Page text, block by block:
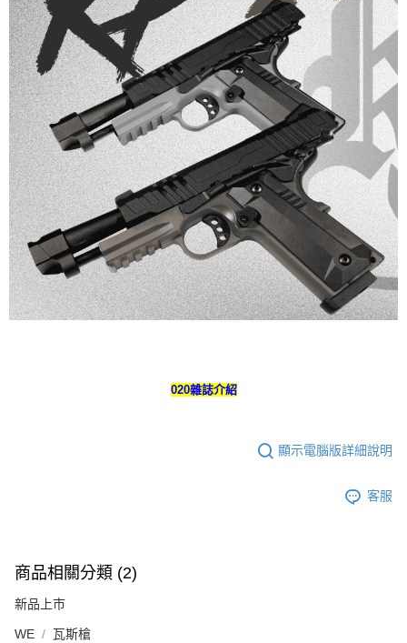
客戶支援中心」https://netprotections.freshdesk.com/support/home
【注意事項】
１．透過由恩沛科技股份有限公司提供之「AFTEE先享後付」服務完成之交
易，需依本服務之必要範圍內提供個人資料，並將交易相關給付款項請求債
權轉讓予恩沛科技股份有限公司。
２．關於個人資料處理事宜，請瀏覽以下網址：
https://aftee.tw/terms/#terms3
３．未成年的使用者請事先徵得法定代理人或監護人之同意方可使用
「AFTEE先享後付」，若未經同意申辦者引起之損失，本公司不負相關責
任。
４．使用「AFTEE先享後付」時，將依據個別帳號之用戶狀況，依本公司即
時審查核予不同之上限額度；若仍有額度不足之情形，本公司將視審查結果
請求用戶進行身份認證。
５．嚴禁一人註冊多個帳號或使用他人資訊註冊。若發現惡意使用之情形，
恩沛科技股份有限公司將有權停止該用戶之使用額度並採取法律行動。
新竹物流
每筆NT$200，滿NT$2,000(含以上)免運費
郵局
每筆NT$150，滿NT$2,000(含以上)免運費
宅配
每筆NT$400
貨到付款-黑貓
每筆NT$200，滿NT$2,000(含以上)免運費
國家/地區配送 查看運費
020雜誌介紹
顯示電腦版詳細說明
客服
商品相關分類 (2)
新品上市
WE 瓦斯槍